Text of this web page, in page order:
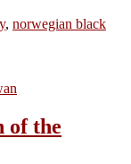
, norwegian black
of the